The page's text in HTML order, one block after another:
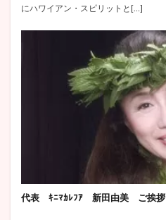
にハワイアン・スピリットと[…]
代表 ｷﾆﾏｶﾚﾌｱ 新田由美 ご挨拶